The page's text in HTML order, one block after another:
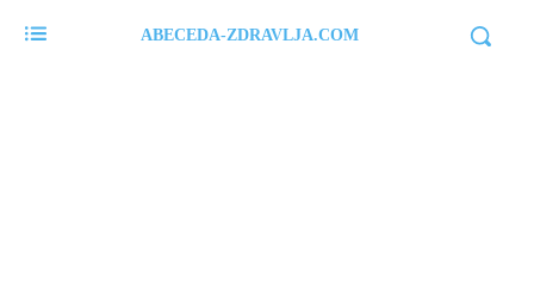
ABECEDA-ZDRAVLJA.COM